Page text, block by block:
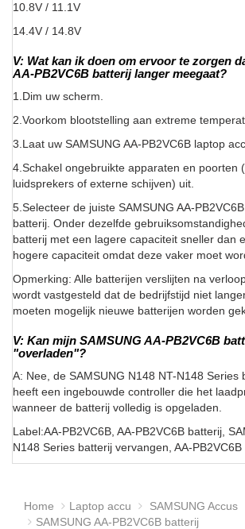
10.8V / 11.1V
14.4V / 14.8V
V: Wat kan ik doen om ervoor te zorgen
AA-PB2VC6B batterij langer meegaat?
1.Dim uw scherm.
2.Voorkom blootstelling aan extreme
3.Laat uw SAMSUNG AA-PB2VC6B laptop
4.Schakel ongebruikte apparaten en poorten
luidsprekers of externe schijven) uit.
5.Selecteer de juiste SAMSUNG AA-
batterij. Onder dezelfde
batterij met een lagere capaciteit sneller dan
hogere capaciteit omdat deze vaker moet
Opmerking: Alle batterijen verslijten na
wordt vastgesteld dat de bedrijfstijd niet
moeten mogelijk nieuwe batterijen worden
V: Kan mijn SAMSUNG AA-PB2VC6B
"overladen"?
A: Nee, de SAMSUNG N148 NT-N148 Series
heeft een ingebouwde controller die het
wanneer de batterij volledig is opgeladen.
Label:AA-PB2VC6B, AA-PB2VC6B batterij,
N148 Series batterij vervangen, AA-
Home Laptop accu
SAMSUNG Accus
SAMSUNG AA-PB2VC6B batterij